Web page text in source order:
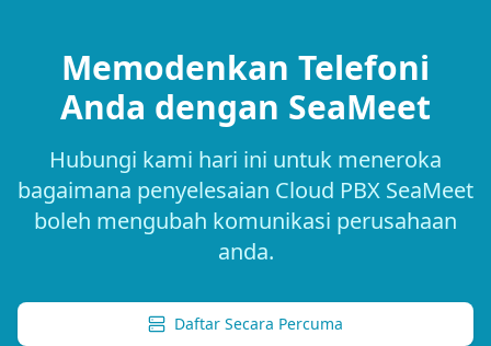
Memodenkan Telefoni
Anda dengan SeaMeet
Hubungi kami hari ini untuk meneroka
bagaimana penyelesaian Cloud PBX SeaMeet
boleh mengubah komunikasi perusahaan
anda.
Daftar Secara Percuma